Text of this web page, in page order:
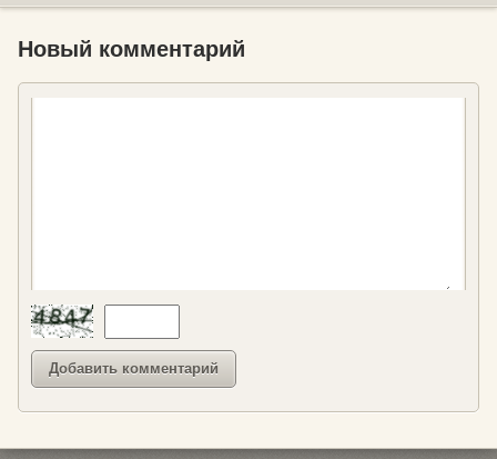
Новый комментарий